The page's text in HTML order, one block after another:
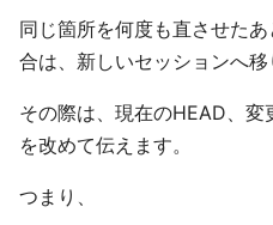
同じ箇所を何度も直させた
合は、新しいセッションへ移
その際は、現在のHEAD、
を改めて伝えます。
つまり、